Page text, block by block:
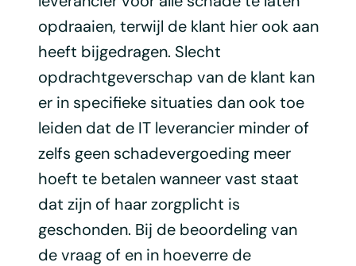
opdraaien, terwijl de klant hier ook aan
heeft bijgedragen. Slecht
opdrachtgeverschap van de klant kan
er in specifieke situaties dan ook toe
leiden dat de IT leverancier minder of
zelfs geen schadevergoeding meer
hoeft te betalen wanneer vast staat
dat zijn of haar zorgplicht is
geschonden. Bij de beoordeling van
de vraag of en in hoeverre de